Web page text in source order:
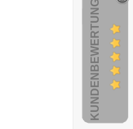
KUNDENBEWERTUNGEN